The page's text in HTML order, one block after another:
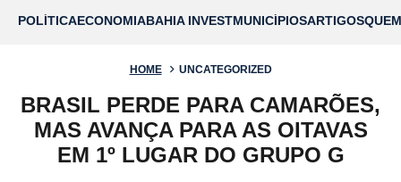
POLÍTICAECONOMIABAHIA INVESTMUNICÍPIOSARTIGOS
HOME UNCATEGORIZED
BRASIL PERDE PARA CAMARÕES,
MAS AVANÇA PARA AS OITAVAS
EM 1º LUGAR DO GRUPO G